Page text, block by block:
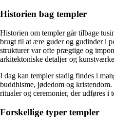
Historien bag templer
Historien om templer går tilbage
brugt til at ære guder og gudinder i
strukturer var ofte prægtige og
arkitektoniske detaljer og
I dag kan templer stadig findes i
buddhisme, jødedom og
ritualer og ceremonier, der udføres i
Forskellige typer templer